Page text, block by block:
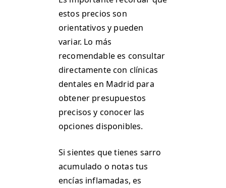
estos precios son
orientativos y pueden
variar. Lo más
recomendable es consultar
directamente con clínicas
dentales en Madrid para
obtener presupuestos
precisos y conocer las
opciones disponibles.
Si sientes que tienes sarro
acumulado o notas tus
encías inflamadas, es